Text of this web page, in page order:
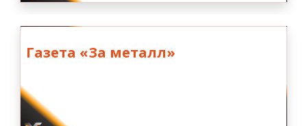
Газета «За металл»